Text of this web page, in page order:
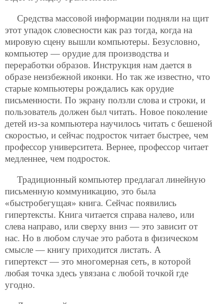
Средства массовой информации подняли на щит
этот упадок словесности как раз тогда, когда на
мировую сцену вышли компьютеры. Безусловно,
компьютер — орудие для производства и
переработки образов. Инструкция нам дается в
образе неизбежной иконки. Но так же известно, что
старые компьютеры рождались как орудие
письменности. По экрану ползли слова и строки, и
пользователь должен был читать. Новое поколение
детей из-за компьютера научилось читать с бешеной
скоростью, и сейчас подросток читает быстрее, чем
профессор университета. Вернее, профессор читает
медленнее, чем подросток.
Традиционный компьютер предлагал линейную
письменную коммуникацию, это была
«быстробегущая» книга. Сейчас появились
гипертексты. Книга читается справа налево, или
слева направо, или сверху вниз — это зависит от
нас. Но в любом случае это работа в физическом
смысле — книгу приходится листать. А
гипертекст — это многомерная сеть, в которой
любая точка здесь увязана с любой точкой где
угодно.